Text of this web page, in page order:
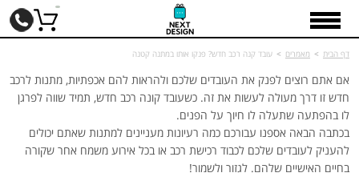
דף הבית > מאמרים > עובד קנה רכב חדש? פנקו אותו במתנה קטנה
אם אתם רוצים לפנק את העובדים שלכם ולהראות להם אכפתיות, מתנות לרכב
חדש זו דרך מעולה לעשות את זה. כשעובד קונה רכב חדש, תמיד שווה לפרגן
לו בהפתעה שתעלה לו חיוך על הפנים.
בכתבה הבאה אספנו עבורכם כמה רעיונות מעניינים למתנות שאתם יכולים
להעניק לעובדים שלכם לכבוד רכישת רכב או בכל אירוע משמח אחר שקורה
בחיים האישיים שלהם. לגזור ולשמור!